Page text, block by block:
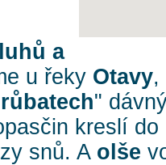
a
u řeky Otavy,
"
kreslí do
snů. A olše